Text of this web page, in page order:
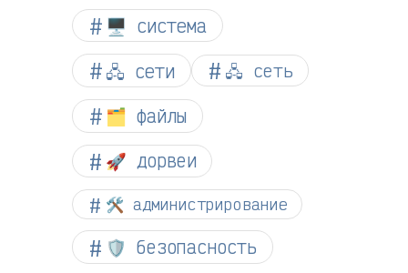
🖥️ система
🖧 сети
🖧 сеть
🗂️ файлы
🚀 дорвеи
🛠️ администрирование
🛡️ безопасность